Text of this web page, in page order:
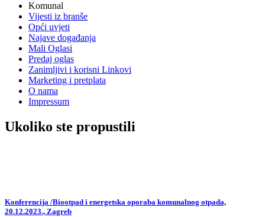
Komunal
Vijesti iz branše
Opći uvjeti
Najave događanja
Mali Oglasi
Predaj oglas
Zanimljivi i korisni Linkovi
Marketing i pretplata
O nama
Impressum
Ukoliko ste propustili
Konferencija /Biootpad i energetska oporaba komunalnog otpada,
20.12.2023., Zagreb